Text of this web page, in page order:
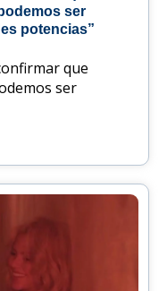
ser
potencias”
que
ser